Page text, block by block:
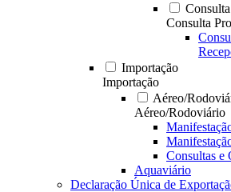
Consulta
Importação
Importação
Aéreo/
Aéreo/Rodoviário
Consultas e
Aquaviário
Declaração Única de